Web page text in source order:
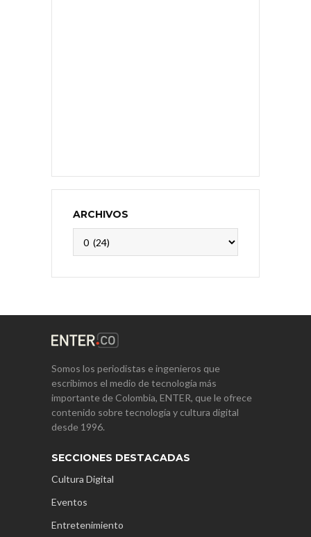
ARCHIVOS
Somos los periodistas e ingenieros que
escribimos el medio de tecnología más
importante de Colombia, ENTER, que le ofrece
contenido sobre tecnología y cultura digital
desde 1996.
SECCIONES DESTACADAS
Cultura Digital
Eventos
Entretenimiento